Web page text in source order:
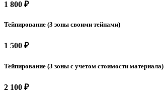
1 800 ₽
Тейпирование (3 зоны своими тейпами)
1 500 ₽
Тейпирование (3 зоны с учетом стоимости материала)
2 100 ₽